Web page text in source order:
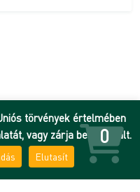
törvények értelmében
vagy zárja be az oldalt.
Elutasít
0